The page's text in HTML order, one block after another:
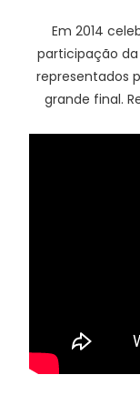
Em 2014
participação da
representados
grande final.